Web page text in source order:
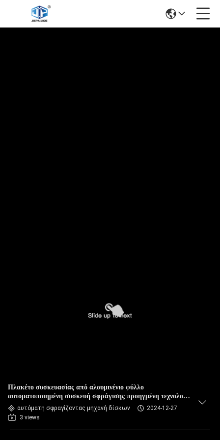
Πλακέτο συσκευασίας από αλουμινένιο φύλλο
αυτοματοποιημένη συσκευή σφράγισης προηγμένη τεχνολογία
για το κέντρο διανομής τροφίμων
αυτόματη σφραγίζοντας μηχανή δίσκων
2024-12-27
3 views